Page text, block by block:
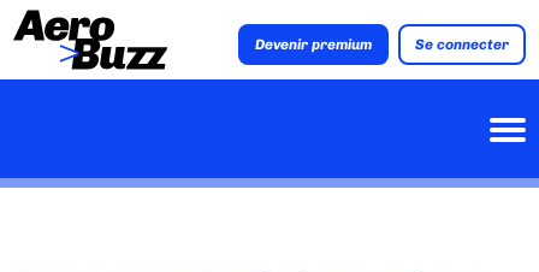
Devenir premium Se connecter